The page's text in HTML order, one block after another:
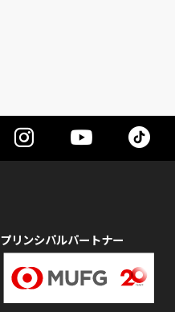
プリンシパルパートナー